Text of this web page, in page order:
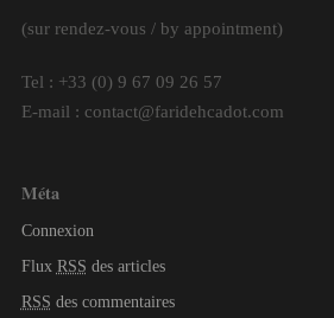
(sur rendez-vous / by appointment)
Tel : +33 (0) 9 67 09 26 57
E-mail : contact@faridehcadot.com
Méta
Connexion
Flux RSS des articles
RSS des commentaires